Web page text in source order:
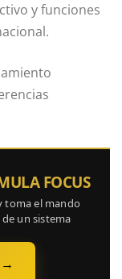
y funciones
FOCUS
toma el mando
un sistema
→